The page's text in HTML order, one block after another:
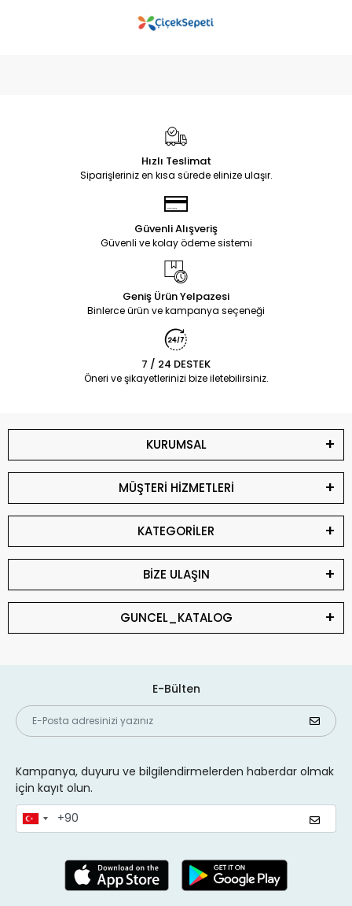
Hızlı Teslimat
Siparişleriniz en kısa sürede elinize ulaşır.
Güvenli Alışveriş
Güvenli ve kolay ödeme sistemi
Geniş Ürün Yelpazesi
Binlerce ürün ve kampanya seçeneği
7 / 24 DESTEK
Öneri ve şikayetlerinizi bize iletebilirsiniz.
KURUMSAL
MÜŞTERİ HİZMETLERİ
KATEGORİLER
BİZE ULAŞIN
GUNCEL_KATALOG
E-Bülten
Kampanya, duyuru ve bilgilendirmelerden haberdar olmak
için kayıt olun.